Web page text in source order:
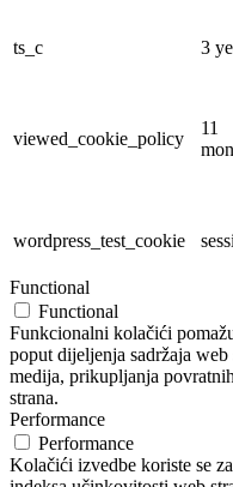
ts_c
3
viewed_cookie_policy
11
wordpress_test_cookie
Functional
Functional
Funkcionalni kolačići
poput dijeljenja sadržaja
medija, prikupljanja
strana.
Performance
Performance
Kolačići izvedbe koriste se